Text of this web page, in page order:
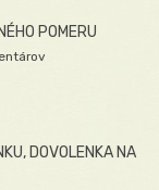
POMERU
DOVOLENKA NA